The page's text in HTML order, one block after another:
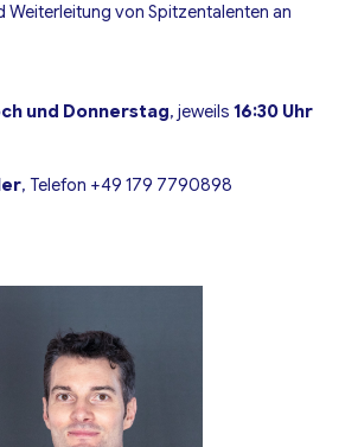
Weiterleitung von Spitzentalenten an
und Donnerstag, jeweils16:30 Uhr
, Telefon +49179 7790898